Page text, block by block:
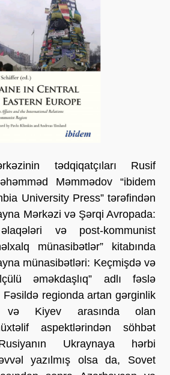
tədqiqatçıları Rusif
Məmmədov “ibidem
University Press” tərəfindən
Mərkəzi və Şərqi Avropada:
və post-kommunist
münasibətlər” kitabında
münasibətləri: Keçmişdə və
əməkdaşlıq” adlı fəslə
Fəsildə regionda artan gərginlik
və Kiyev arasında olan
aspektlərindən söhbət
Ukraynaya hərbi
yazılmış olsa da, Sovet